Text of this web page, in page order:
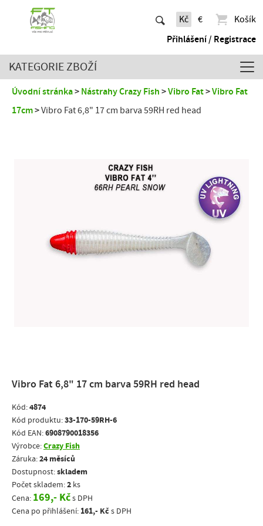
Kč €
Košík
Přihlášení / Registrace
KATEGORIE ZBOŽÍ
Úvodní stránka Nástrahy Crazy Fish Vibro Fat
Vibro Fat
17cm
Vibro Fat 6,8" 17 cm barva 59RH red head
Vibro Fat 6,8" 17 cm barva 59RH red head
Kód:4874
Kód produktu:33-170-59RH-6
Kód EAN:6908790018356
Výrobce:Crazy Fish
Záruka:24 měsíců
Dostupnost:skladem
Počet skladem:2 ks
Cena: 169,- Kčs DPH
Cena po přihlášení: 161,- Kč s DPH